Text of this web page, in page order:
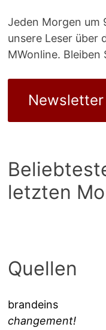
Jeden Morgen um
unsere Leser über
MWonline. Bleiben
letzten
Quellen
brandeins
changement!